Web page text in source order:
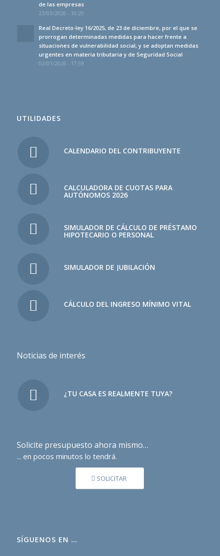
de las empresas
23/03/2026 - 10:20
Real Decreto-ley 16/2025, de 23 de diciembre, por el que se
prorrogan determinadas medidas para hacer frente a
situaciones de vulnerabilidad social, y se adoptan medidas
urgentes en materia tributaria y de Seguridad Social
02/01/2026 - 17:59
UTILIDADES
CALENDARIO DEL CONTRIBUYENTE
CALCULADORA DE CUOTAS PARA
AUTÓNOMOS 2026
SIMULADOR DE CÁLCULO DE PRÉSTAMO
HIPOTECARIO O PERSONAL
SIMULADOR DE JUBILACIÓN
CÁLCULO DEL INGRESO MÍNIMO VITAL
Noticias de interés
¿TU CASA ES REALMENTE TUYA?
Solicite presupuesto ahora mismo…
... en pocos minutos lo tendrá.
SOLICITAR
SÍGUENOS EN …